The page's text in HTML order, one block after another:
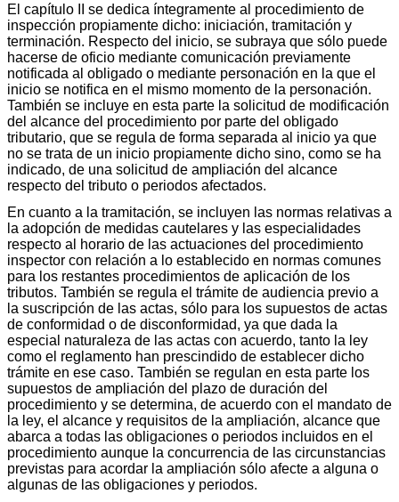
El capítulo II se dedica íntegramente al procedimiento de
inspección propiamente dicho: iniciación, tramitación y
terminación. Respecto del inicio, se subraya que sólo puede
hacerse de oficio mediante comunicación previamente
notificada al obligado o mediante personación en la que el
inicio se notifica en el mismo momento de la personación.
También se incluye en esta parte la solicitud de modificación
del alcance del procedimiento por parte del obligado
tributario, que se regula de forma separada al inicio ya que
no se trata de un inicio propiamente dicho sino, como se ha
indicado, de una solicitud de ampliación del alcance
respecto del tributo o periodos afectados.
En cuanto a la tramitación, se incluyen las normas relativas a
la adopción de medidas cautelares y las especialidades
respecto al horario de las actuaciones del procedimiento
inspector con relación a lo establecido en normas comunes
para los restantes procedimientos de aplicación de los
tributos. También se regula el trámite de audiencia previo a
la suscripción de las actas, sólo para los supuestos de actas
de conformidad o de disconformidad, ya que dada la
especial naturaleza de las actas con acuerdo, tanto la ley
como el reglamento han prescindido de establecer dicho
trámite en ese caso. También se regulan en esta parte los
supuestos de ampliación del plazo de duración del
procedimiento y se determina, de acuerdo con el mandato de
la ley, el alcance y requisitos de la ampliación, alcance que
abarca a todas las obligaciones o periodos incluidos en el
procedimiento aunque la concurrencia de las circunstancias
previstas para acordar la ampliación sólo afecte a alguna o
algunas de las obligaciones y periodos.